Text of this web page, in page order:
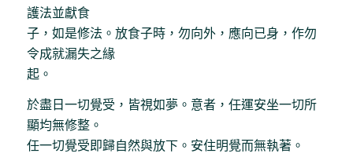
護法並獻食
子，如是修法。放食子時，勿向外，應向已身，作勿
令成就漏失之緣
起。
於盡日一切覺受，皆視如夢。意者，任運安坐一切所
顯均無修整。
任一切覺受即歸自然與放下。安住明覺而無執著。